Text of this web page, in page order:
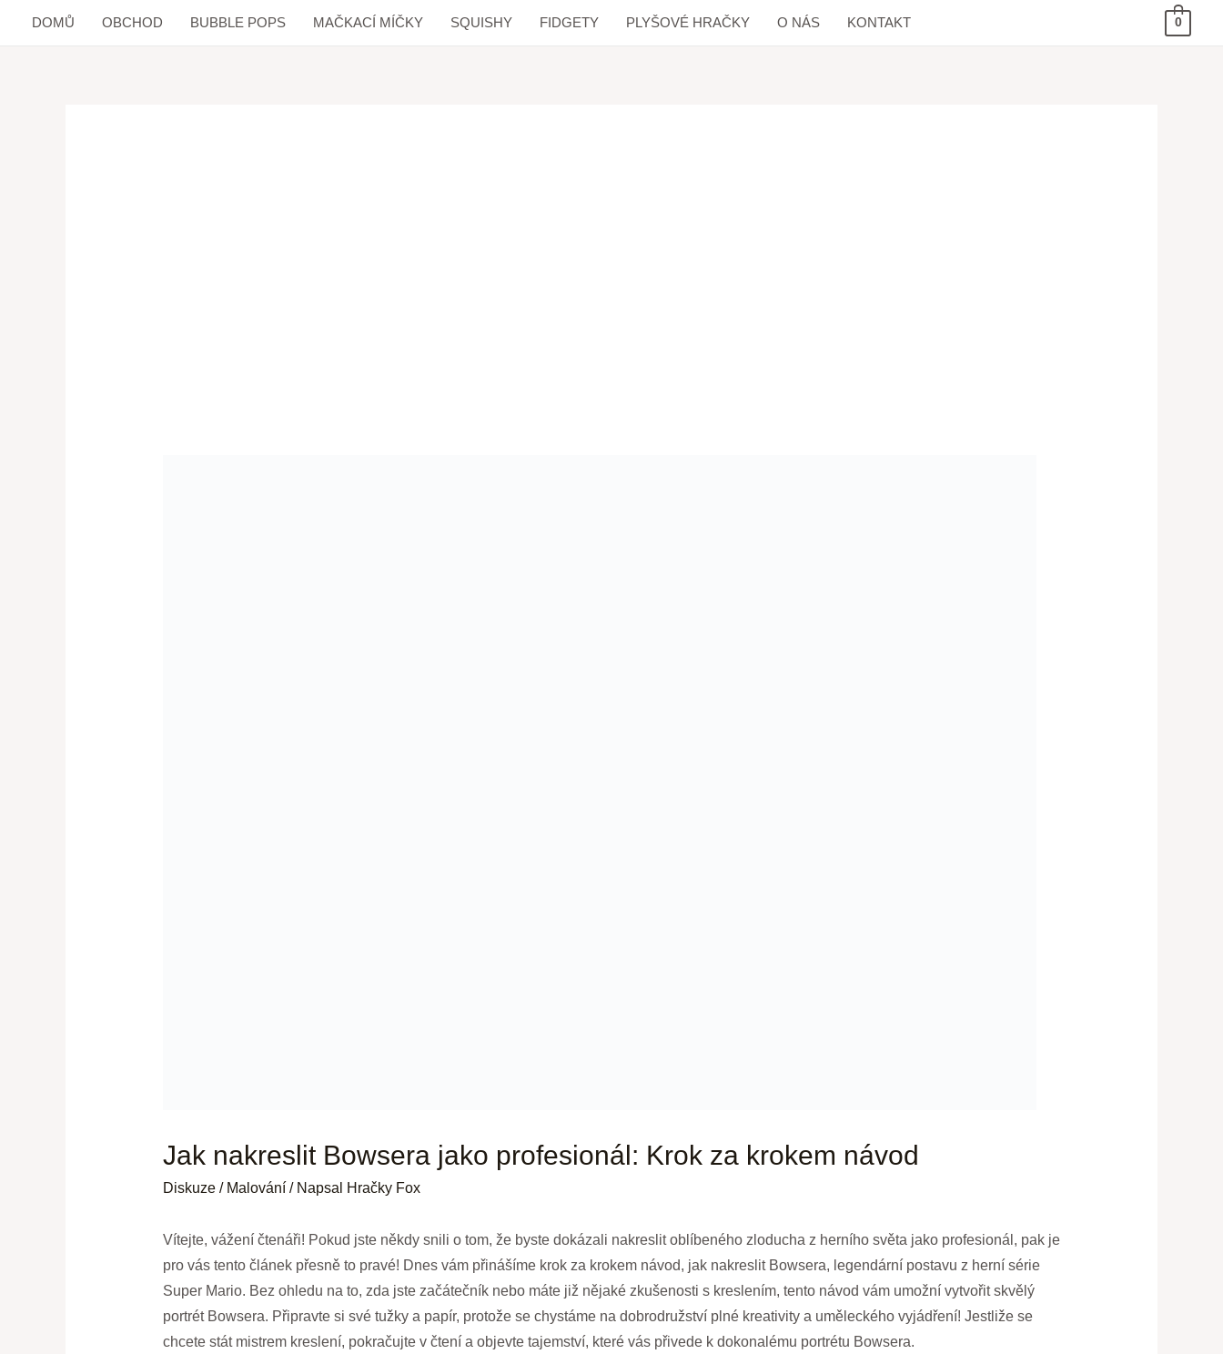
DOMŮ OBCHOD BUBBLE POPS MAČKACÍ MÍČKY SQUISHY FIDGETY PLYŠOVÉ HRAČKY O NÁS KONTAKT 0
Jak nakreslit Bowsera jako profesionál: Krok za krokem návod
Diskuze / Malování/ Napsal Hračky Fox
Vítejte, vážení čtenáři! Pokud jste někdy snili o tom, že byste dokázali nakreslit oblíbeného zloducha z herního světa jako profesionál, pak je
pro vás tento článek přesně to pravé! Dnes vám přinášíme krok za krokem návod, jak nakreslit Bowsera, legendární postavu z herní série
Super Mario. Bez ohledu na to, zda jste začátečník nebo máte již nějaké zkušenosti s kreslením, tento návod vám umožní vytvořit skvělý
portrét Bowsera. Připravte si své tužky a papír, protože se chystáme na dobrodružství plné kreativity a uměleckého vyjádření! Jestliže se
chcete stát mistrem kreslení, pokračujte v čtení a objevte tajemství, které vás přivede k dokonalému portrétu Bowsera.